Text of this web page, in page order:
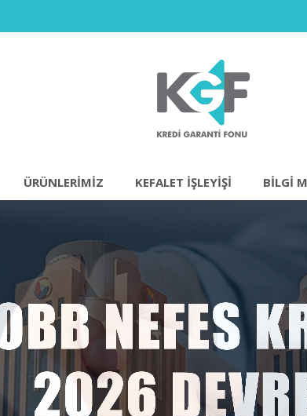
ÜRÜNLERIMIZ KEFALET İŞLEYİŞİ BILGI